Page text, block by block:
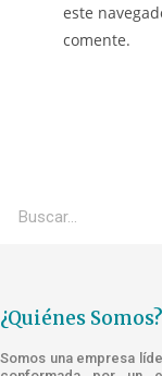
este
comente.
¿Quiénes Somos?
Somos una empresa